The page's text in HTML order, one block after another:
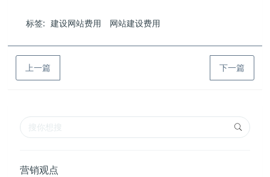
标签: 建设网站费用 网站建设费用
上一篇 下一篇
营销观点